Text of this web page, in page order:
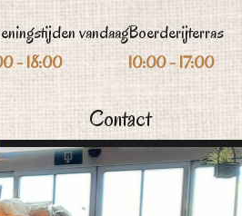
Contact
vandaag
- 18:00
Boerderijterras
10:00 - 17:00